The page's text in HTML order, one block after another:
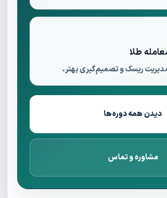
طلا
مدیریت ریسک و تصمیم‌گیری بهتر.
دیدن همه دوره‌ها
مشاوره و تماس